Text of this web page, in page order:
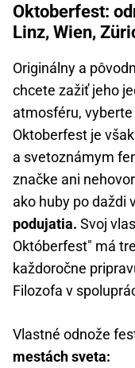
Oktoberfest:
Linz, Wien,
Originálny a
chcete zažiť jeho
atmosféru,
Oktoberfest je
a svetoznámym
značke ani
ako huby po daždi
podujatia. Svoj
Októberfest" má
každoročne
Filozofa v
Vlastné odnože
mestách sveta: